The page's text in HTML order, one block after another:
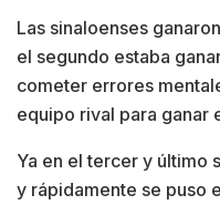
Las sinaloenses
el segundo estaba
cometer errores
equipo rival para ganar
Ya en el tercer y último
y rápidamente se puso